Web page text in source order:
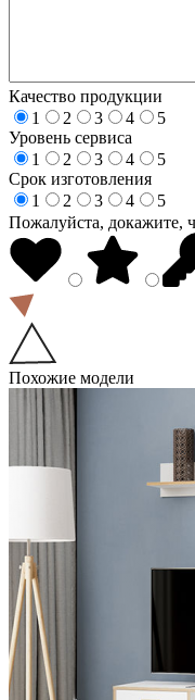
Качество продукции
1
2 3 4
5
Уровень сервиса
1
2 3 4
5
Срок изготовления
1
2 3 4
5
Пожалуйста, докажите,
Похожие модели